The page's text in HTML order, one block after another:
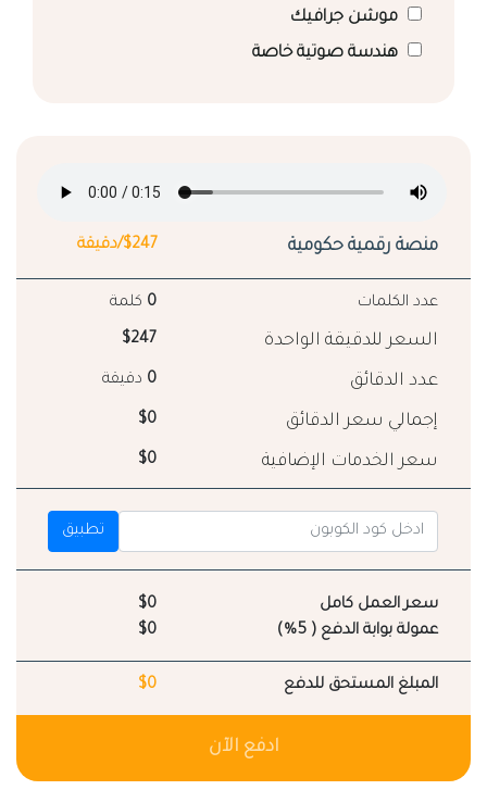
موشن جرافيك
هندسة صوتية خاصة
منصة رقمية حكومية $247/دقيقة
عدد الكلمات 0 كلمة
السعر للدقيقة الواحدة $247
عدد الدقائق 0 دقيقة
إجمالي سعر الدقائق $0
سعر الخدمات الإضافية $0
تطبيق
سعر العمل كامل
$0
عمولة بوابة الدفع ( 5%)
$0
المبلغ المستحق للدفع $0
ادفع الآن